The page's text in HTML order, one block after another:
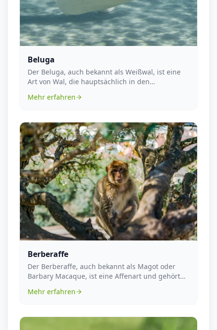
Beluga
Der Beluga, auch bekannt als Weißwal, ist eine
Art von Wal, die hauptsächlich in den
Mehr erfahren
Berberaffe
Der Berberaffe, auch bekannt als Magot oder
Barbary Macaque, ist eine Affenart und gehört
Mehr erfahren